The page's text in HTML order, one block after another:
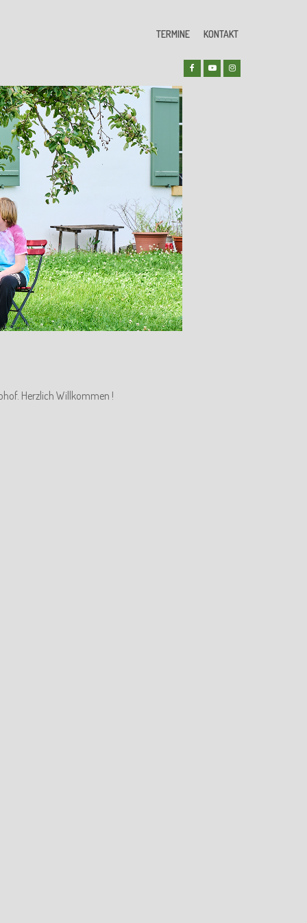
TERMINE KONTAKT
Herzlich Willkommen !